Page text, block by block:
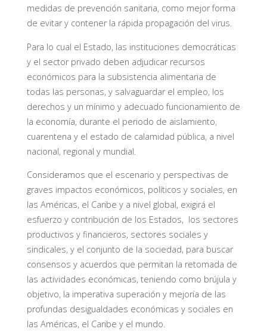
medidas de prevención sanitaria, como mejor forma
de evitar y contener la rápida propagación del virus.
Para lo cual el Estado, las instituciones democráticas
y el sector privado deben adjudicar recursos
económicos para la subsistencia alimentaria de
todas las personas, y salvaguardar el empleo, los
derechos y un mínimo y adecuado funcionamiento de
la economía, durante el periodo de aislamiento,
cuarentena y el estado de calamidad pública, a nivel
nacional, regional y mundial.
Consideramos que el escenario y perspectivas de
graves impactos económicos, políticos y sociales, en
las Américas, el Caribe y a nivel global, exigirá el
esfuerzo y contribución de los Estados, los sectores
productivos y financieros, sectores sociales y
sindicales, y el conjunto de la sociedad, para buscar
consensos y acuerdos que permitan la retomada de
las actividades económicas, teniendo como brújula y
objetivo, la imperativa superación y mejoría de las
profundas desigualdades económicas y sociales en
las Américas, el Caribe y el mundo.